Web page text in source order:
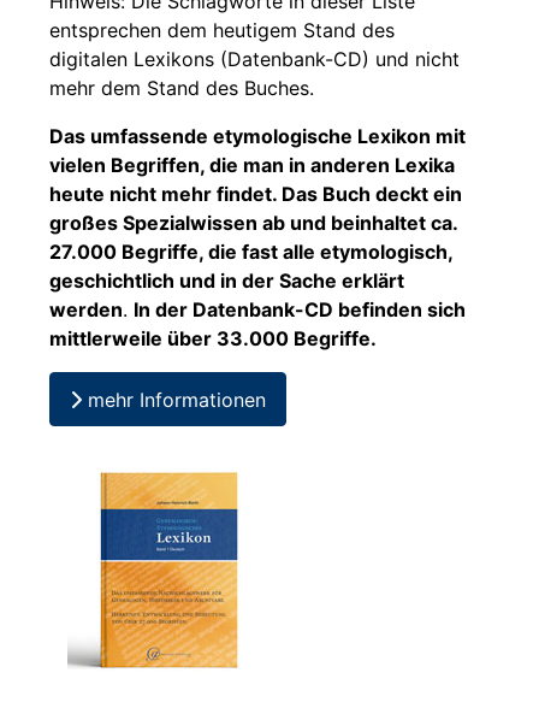
entsprechen dem heutigem Stand des
digitalen Lexikons (Datenbank-CD) und nicht
mehr dem Stand des Buches.
Das umfassende etymologische Lexikon mit
vielen Begriffen, die man in anderen Lexika
heute nicht mehr findet. Das Buch deckt ein
großes Spezialwissen ab und beinhaltet ca.
27.000 Begriffe, die fast alle etymologisch,
geschichtlich und in der Sache erklärt
werden. In der Datenbank-CD befinden sich
mittlerweile über 33.000 Begriffe.
mehr Informationen